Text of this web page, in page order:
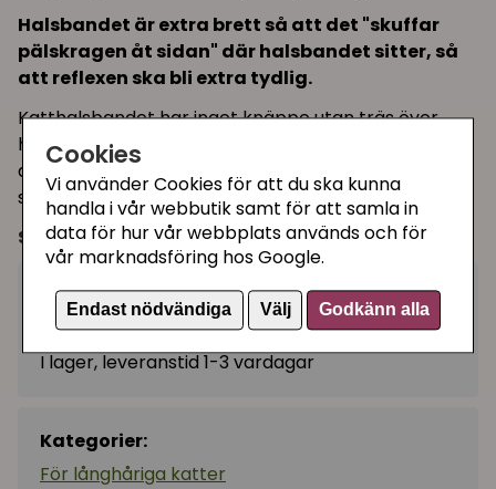
Cookies
Vi använder Cookies för att du ska kunna
handla i vår webbutik samt för att samla in
data för hur vår webbplats används och för
vår marknadsföring hos Google.
Endast nödvändiga Välj Godkänn alla
Halsbandet är extra brett så att det "skuffar
pälskragen åt sidan" där halsbandet sitter, så
att reflexen ska bli extra tydlig.
Katthalsbandet har inget knäppe utan träs över
huvudet på katten, den har en töjdbar resår-del så
att katten ska kunna backa ur halsbandet ifall den
skulle fastna utomhus.
Storlek: 27,5 cm
119 kr − + Köp
I lager, leveranstid 1-3 vardagar
Kategorier:
För långhåriga katter